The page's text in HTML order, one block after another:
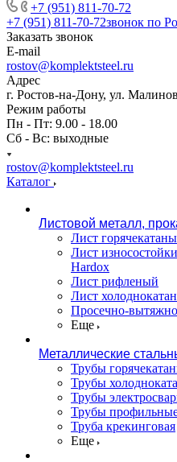
+7 (951) 811-70-72
+7 (951) 811-70-72звонок по
Заказать звонок
E-mail
rostov@komplektsteel.ru
Адрес
г. Ростов-на-Дону, ул.
Режим работы
Пн - Пт: 9.00 - 18.00
Сб - Вс: выходные
rostov@komplektsteel.ru
Каталог
Листовой металл,
Лист
Лист
Hardox
Лист рифленый
Лист
Просечно-
Еще
Металлические
Трубы
Трубы
Трубы
Трубы
Труба крекинговая
Еще